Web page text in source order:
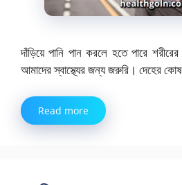
দাঁড়িয়ে পানি পান করলে হতে পারে
আমাদের স্বাস্থ্যের জন্য জরুরি। দেহের
Read more